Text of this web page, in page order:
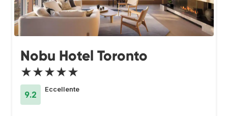
Nobu Hotel Toronto
★★★★★
9.2
Eccellente